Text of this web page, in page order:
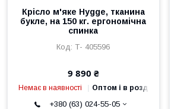
Крісло м'яке Hygge, тканина
букле, на 150 кг. ергономічна
спинка
Т- 405596
9 890 ₴
Немає в наявності Оптом і в роздріб
+380 (63) 024-55-05